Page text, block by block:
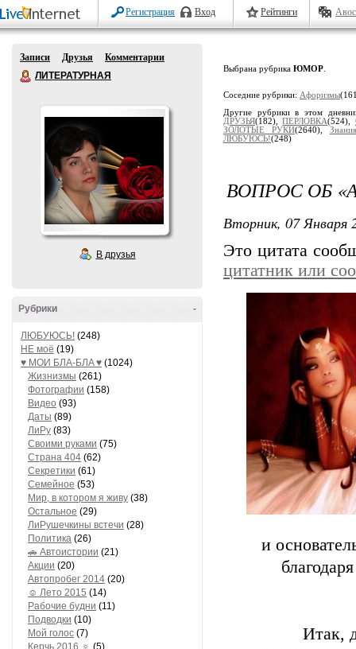
Регистрация Вход Рейтинги
Записи Друзья
Комментарии
ЛИТЕРАТУРНАЯ
В друзья
-
Рубрики
ЛЮБУЮСЬ! (248)
НЕ моё (19)
♥ МОИ БЛA-БЛA ♥ (1024)
Жизнизмы (261)
Фотографии (158)
Видео (93)
Даты (89)
ЛиРу (83)
Своими руками (75)
Страна 404 (62)
Секретики (61)
Семейное (53)
Мир, в котором я живу (38)
Остальное (29)
ЛиРушечкины встечи (28)
Политика (26)
🚗 Автоистории (21)
Акции (20)
Автопробег 2014 (20)
☺ Лето 2015 (14)
Рабочие будни (11)
Подводки (10)
Мой голос (7)
Керчь 2016 🔅 (5)
Выбрана рубрика ЮМОР
Соседние рубрики: Aфоризмы
Другие рубрики в этом
ДРУЗЬЯ(182),ПЕРЛОВКА(524),
ЗОЛОТЫЕ РУКИ(2640), Знания
ЛЮБУЮСЬ!(248)
ВОПРОС ОБ
Вторник, 07 Января
Это цитата
цитатник или
и
Итак,